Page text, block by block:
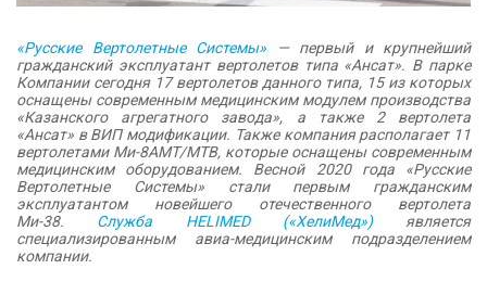
«Русские Вертолетные Системы» — первый и крупнейший
гражданский эксплуатант вертолетов типа «Ансат». В парке
Компании сегодня 17 вертолетов данного типа, 15 из которых
оснащены современным медицинским модулем производства
«Казанского агрегатного завода», а также 2 вертолета
«Ансат» в ВИП модификации. Также компания располагает 11
вертолетами Ми-8АМТ/МТВ, которые оснащены современным
медицинским оборудованием. Весной 2020 года «Русские
Вертолетные Системы» стали первым гражданским
эксплуатантом новейшего отечественного вертолета
Ми-38. Служба HELIMED («ХелиМед»)является
специализированным авиа-медицинским подразделением
компании.